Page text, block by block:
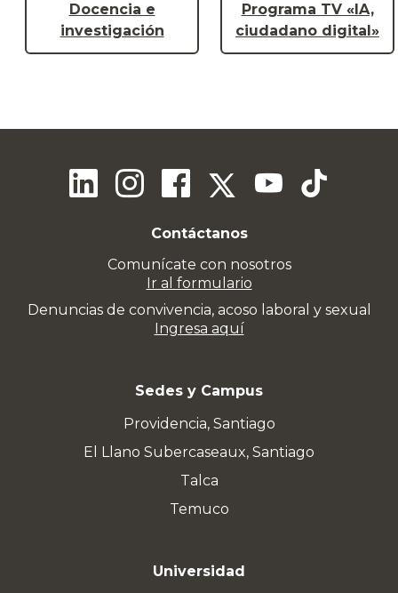
Docencia e
investigación
Programa TV «IA,
ciudadano digital»
Contáctanos
Comunícate con nosotros
Ir al formulario
Denuncias de convivencia, acoso laboral y sexual
Ingresa aquí
Sedes y Campus
Providencia, Santiago
El Llano Subercaseaux, Santiago
Talca
Temuco
Universidad